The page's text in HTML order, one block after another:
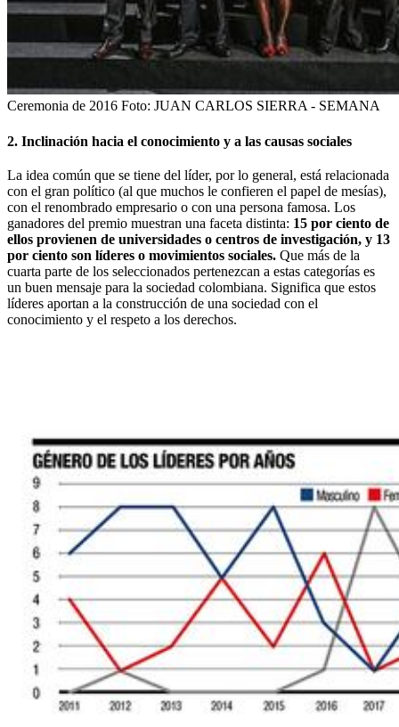
Ceremonia de 2016 Foto: JUAN CARLOS SIERRA - SEMANA
2. Inclinación hacia el conocimiento y a las causas sociales
La idea común que se tiene del líder, por lo general, está relacionada
con el gran político (al que muchos le confieren el papel de mesías),
con el renombrado empresario o con una persona famosa. Los
ganadores del premio muestran una faceta distinta: 15 por ciento de
ellos provienen de universidades o centros de investigación, y 13
por ciento son líderes o movimientos sociales. Que más de la
cuarta parte de los seleccionados pertenezcan a estas categorías es
un buen mensaje para la sociedad colombiana. Significa que estos
líderes aportan a la construcción de una sociedad con el
conocimiento y el respeto a los derechos.